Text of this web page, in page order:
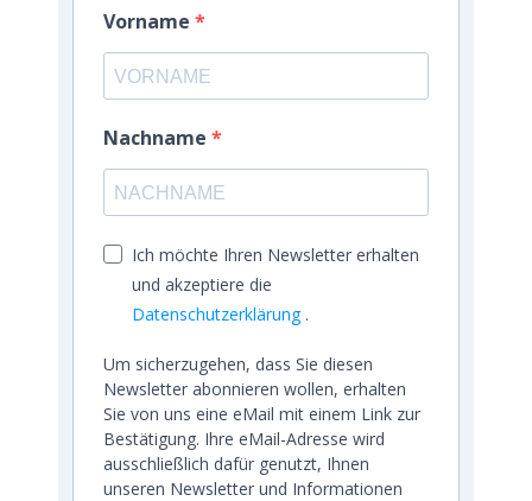
Vorname
Nachname
Ich möchte Ihren Newsletter erhalten
und akzeptiere die
Datenschutzerklärung.
Um sicherzugehen, dass Sie diesen
Newsletter abonnieren wollen, erhalten
Sie von uns eine eMail mit einem Link zur
Bestätigung. Ihre eMail-Adresse wird
ausschließlich dafür genutzt, Ihnen
unseren Newsletter und Informationen